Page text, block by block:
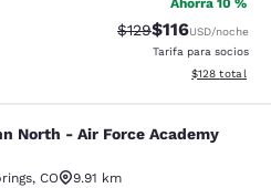
Ahorra 10 %
Precio tachado:
$129Precio con
$116USD/noche
Tarifa para socios
Ver detalles
$128 total
- Air Force
North - Air Force Academy
, CO
9.91 km